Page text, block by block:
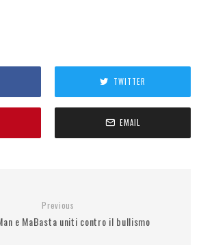
TWITTER
EMAIL
Previous
e MaBasta uniti contro il bullismo